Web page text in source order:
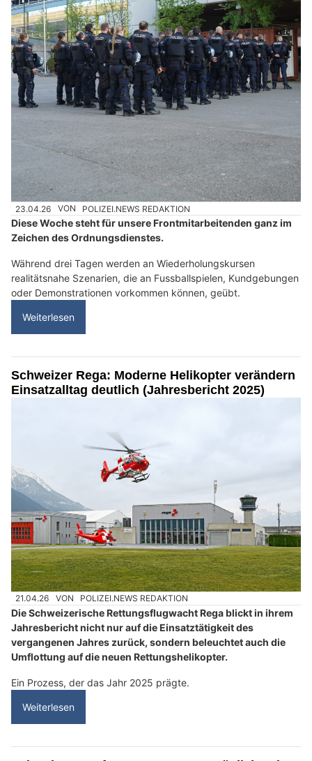
23.04.26 VON POLIZEI.NEWS REDAKTION
Diese Woche steht für unsere Frontmitarbeitenden ganz im
Zeichen des Ordnungsdienstes.
Während drei Tagen werden an Wiederholungskursen
realitätsnahe Szenarien, die an Fussballspielen, Kundgebungen
oder Demonstrationen vorkommen können, geübt.
Weiterlesen
Schweizer Rega: Moderne Helikopter verändern
Einsatzalltag deutlich (Jahresbericht 2025)
21.04.26 VON POLIZEI.NEWS REDAKTION
Die Schweizerische Rettungsflugwacht Rega blickt in ihrem
Jahresbericht nicht nur auf die Einsatztätigkeit des
vergangenen Jahres zurück, sondern beleuchtet auch die
Umflottung auf die neuen Rettungshelikopter.
Ein Prozess, der das Jahr 2025 prägte.
Weiterlesen